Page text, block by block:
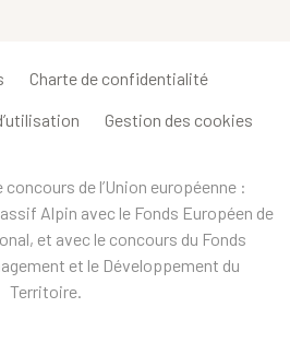
Charte de confidentialité
Gestion des cookies
de l’Union européenne :
Alpin avec le Fonds Européen de
et avec le concours du Fonds
et le Développement du
Territoire.